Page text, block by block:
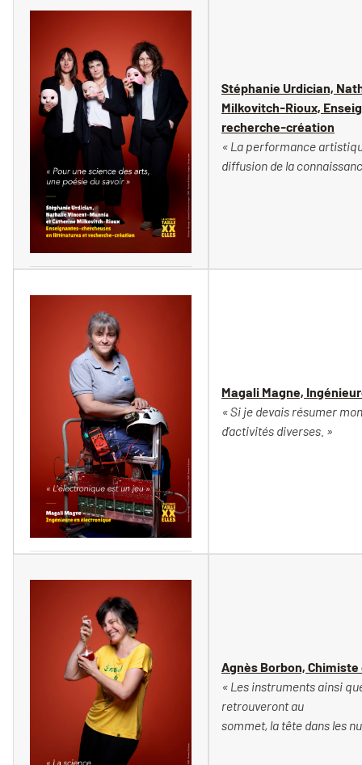
Stéphanie Urdician,
Milkovitch-Rioux,
recherche-création
« La performance
diffusion de la
Magali Magne,
« Si je devais résumer
d’activités diverses. »
Agnès Borbon, Chimiste
« Les instruments ainsi
retrouveront au
sommet, la tête dans les